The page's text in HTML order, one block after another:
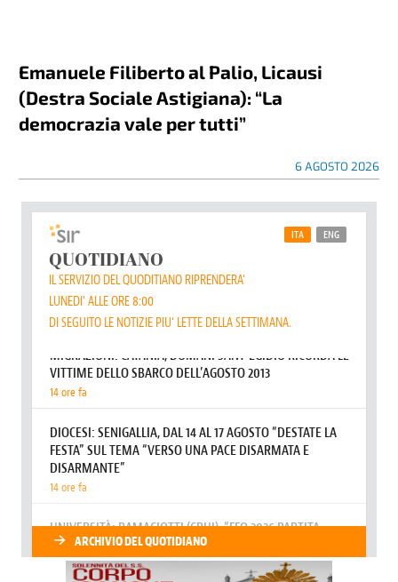
Emanuele Filiberto al Palio, Licausi
(Destra Sociale Astigiana): “La
democrazia vale per tutti”
6 AGOSTO 2026